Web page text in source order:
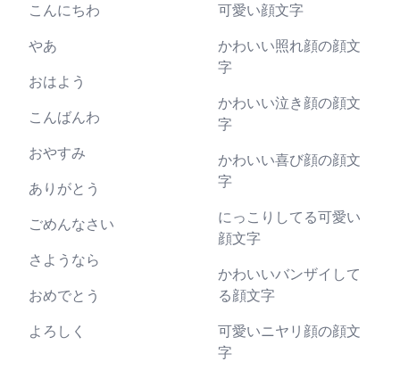
こんにちわ
やあ
おはよう
こんばんわ
おやすみ
ありがとう
ごめんなさい
さようなら
おめでとう
よろしく
可愛い顔文字
かわいい照れ顔の顔文
字
かわいい泣き顔の顔文
字
かわいい喜び顔の顔文
字
にっこりしてる可愛い
顔文字
かわいいバンザイして
る顔文字
可愛いニヤリ顔の顔文
字